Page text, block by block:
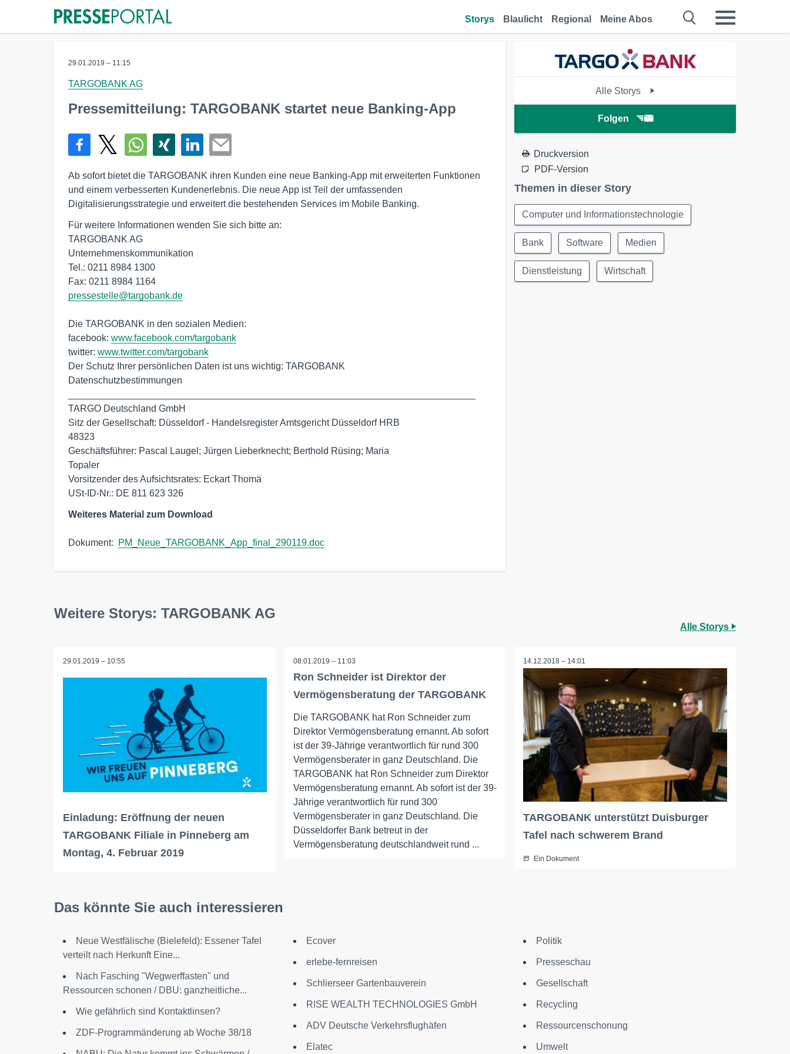
Storys Blaulicht Regional Meine Abos
29.01.2019 – 11:15
TARGOBANK AG
Pressemitteilung: TARGOBANK startet neue Banking-App
Ab sofort bietet die TARGOBANK ihren Kunden eine neue Banking-App mit erweiterten Funktionen
und einem verbesserten Kundenerlebnis. Die neue App ist Teil der umfassenden
Digitalisierungsstrategie und erweitert die bestehenden Services im Mobile Banking.
Für weitere Informationen wenden Sie sich bitte an:
TARGOBANK AG
Unternehmenskommunikation
Tel.: 0211 8984 1300
pressestelle@targobank.de
Die TARGOBANK in den sozialen Medien:
facebook: www.facebook.com/targobank
twitter: www.twitter.com/targobank
Der Schutz Ihrer persönlichen Daten ist uns wichtig: TARGOBANK
Datenschutzbestimmungen
TARGO Deutschland GmbH
Sitz der Gesellschaft: Düsseldorf - Handelsregister Amtsgericht Düsseldorf HRB
48323
Geschäftsführer: Pascal Laugel; Jürgen Lieberknecht; Berthold Rüsing; Maria
Topaler
Vorsitzender des Aufsichtsrates: Eckart Thomä
USt-ID-Nr.: DE 811 623 326
Weiteres Material zum Download
Dokument: PM_Neue_TARGOBANK_App_final_290119.doc
Alle Storys
Folgen
Druckversion
PDF-Version
Themen in dieser Story
Computer und Informationstechnologie
Bank Software Medien
Dienstleistung Wirtschaft
Weitere Storys: TARGOBANK AG
Alle Storys
29.01.2019 – 10:55
Einladung: Eröffnung der neuen
TARGOBANK Filiale in Pinneberg am
Montag, 4. Februar 2019
08.01.2019 – 11:03
Ron Schneider ist Direktor der
Vermögensberatung der TARGOBANK
Die TARGOBANK hat Ron Schneider zum
Direktor Vermögensberatung ernannt. Ab sofort
ist der 39-Jährige verantwortlich für rund 300
Vermögensberater in ganz Deutschland. Die
TARGOBANK hat Ron Schneider zum Direktor
Vermögensberatung ernannt. Ab sofort ist der 39-
Jährige verantwortlich für rund 300
Vermögensberater in ganz Deutschland. Die
Düsseldorfer Bank betreut in der
Vermögensberatung deutschlandweit rund ...
14.12.2018 – 14:01
TARGOBANK unterstützt Duisburger
Tafel nach schwerem Brand
Ein Dokument
Das könnte Sie auch interessieren
Neue Westfälische (Bielefeld): Essener Tafel
verteilt nach Herkunft Eine...
Nach Fasching "Wegwerffasten" und
Ressourcen schonen / DBU: ganzheitliche...
Wie gefährlich sind Kontaktlinsen?
ZDF-Programmänderung ab Woche 38/18
Ecover
erlebe-fernreisen
Schlierseer Gartenbauverein
RISE WEALTH TECHNOLOGIES GmbH
ADV Deutsche Verkehrsflughäfen
Elatec
Politik
Presseschau
Gesellschaft
Recycling
Ressourcenschonung
Umwelt